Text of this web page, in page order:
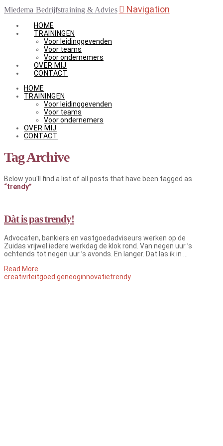
Miedema Bedrijfstraining & Advies Navigation
HOME
TRAININGEN
Voor leidinggevenden
Voor teams
Voor ondernemers
OVER MIJ
CONTACT
HOME
TRAININGEN
Voor leidinggevenden
Voor teams
Voor ondernemers
OVER MIJ
CONTACT
Tag Archive
Below you'll find a list of all posts that have been tagged as
“trendy”
Dàt is pas trendy!
Advocaten, bankiers en vastgoedadviseurs werken op de
Zuidas vrijwel iedere werkdag de klok rond. Van negen uur ’s
ochtends tot negen uur ’s avonds. En langer. Dat las ik in …
Read More
creativiteitgoed geneoginnovatietrendy